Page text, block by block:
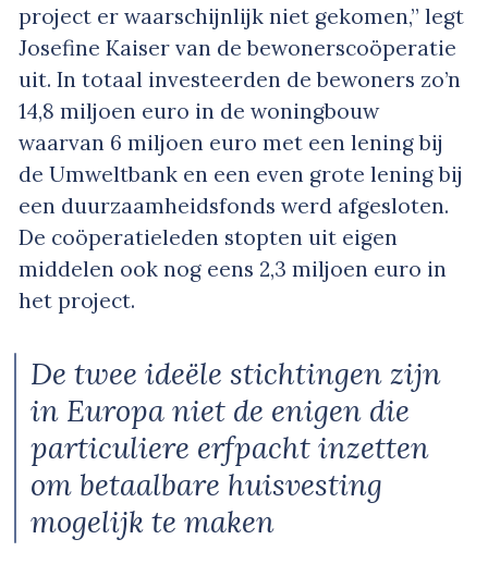
project er waarschijnlijk niet gekomen,” legt
Josefine Kaiser van de bewonerscoöperatie
uit. In totaal investeerden de bewoners zo’n
14,8 miljoen euro in de woningbouw
waarvan 6 miljoen euro met een lening bij
de Umweltbank en een even grote lening bij
een duurzaamheidsfonds werd afgesloten.
De coöperatieleden stopten uit eigen
middelen ook nog eens 2,3 miljoen euro in
het project.
De twee ideële stichtingen zijn
in Europa niet de enigen die
particuliere erfpacht inzetten
om betaalbare huisvesting
mogelijk te maken